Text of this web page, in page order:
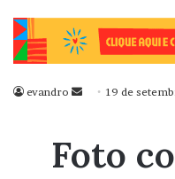
evandro
Mande
mail
19 de
Foto